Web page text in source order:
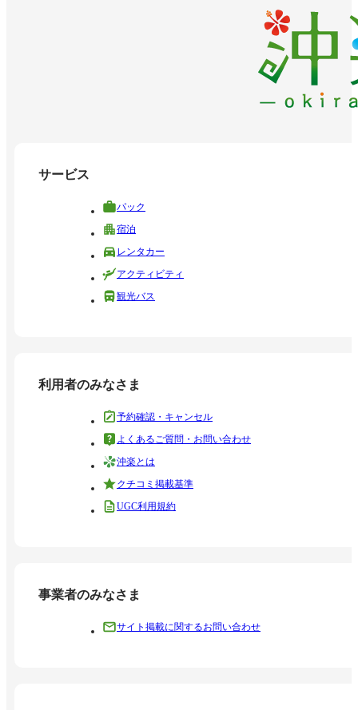
サービス
パック
宿泊
レンタカー
アクティビティ
観光バス
利用者のみなさま
予約確認・キャンセル
よくあるご質問・お問い合わせ
沖楽とは
クチコミ掲載基準
UGC利用規約
事業者のみなさま
サイト掲載に関するお問い合わせ